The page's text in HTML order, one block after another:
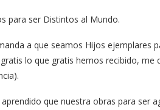
para ser Distintos al Mundo.
a que seamos Hijos ejemplares
lo que gratis hemos recibido, me
que nuestra obras para ser